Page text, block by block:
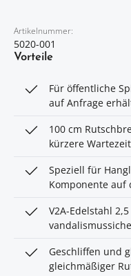
Artikelnummer:
5020-001
Vorteile
Für öffentliche
auf Anfrage
100 cm
kürzere
Speziell für
Komponente auf
V2A-Edelstahl
Geschliffen und
gleichmäßiger